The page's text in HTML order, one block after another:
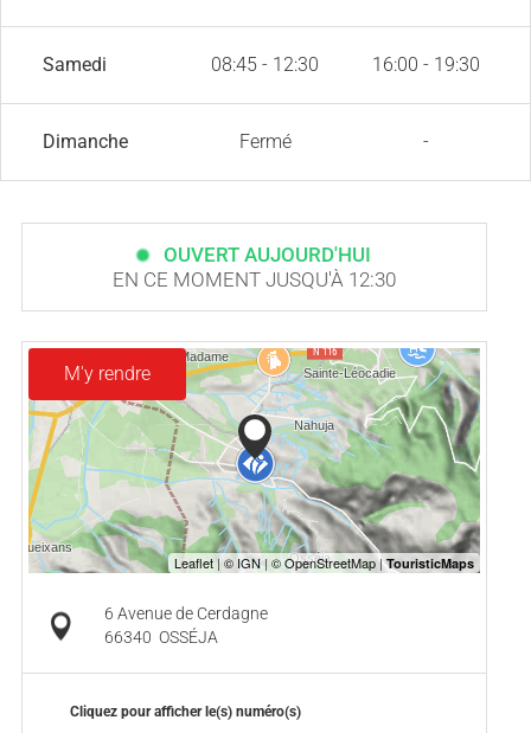
Samedi 08:45 - 12:30 16:00 - 19:30
Dimanche Fermé -
OUVERT AUJOURD'HUI
EN CE MOMENT JUSQU'À 12:30
M'y rendre
6 Avenue de Cerdagne
66340 OSSÉJA
Cliquez pour afficher le(s) numéro(s)